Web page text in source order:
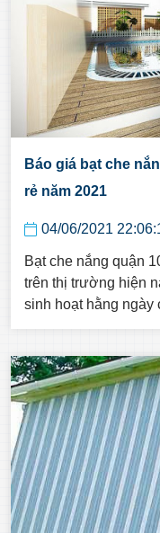
Báo giá bạt che
rẻ năm 2021
04/06/2021
Bạt che nắng quận
trên thị trường hiện
sinh hoạt hằng ngày